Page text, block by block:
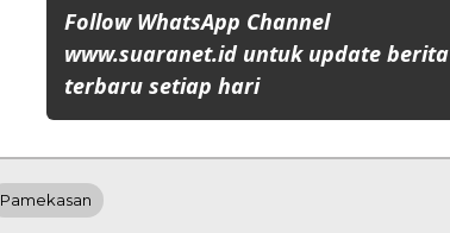
Follow WhatsApp Channel
www.suaranet.id untuk update berita
terbaru setiap hari
Pamekasan